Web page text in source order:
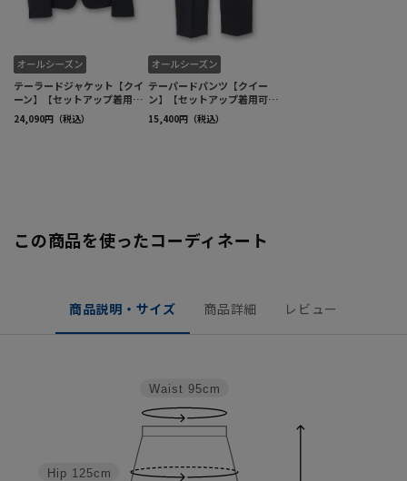
この商品を使ったコーディネート
商品説明・サイズ 商品詳細 レビュー
Hip 125cm
Waist 95cm